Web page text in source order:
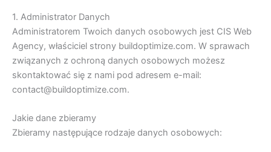
1. Administrator Danych
Administratorem Twoich danych osobowych jest CIS Web
Agency, właściciel strony buildoptimize.com. W sprawach
związanych z ochroną danych osobowych możesz
skontaktować się z nami pod adresem e-mail:
contact@buildoptimize.com.
Jakie dane zbieramy
Zbieramy następujące rodzaje danych osobowych: